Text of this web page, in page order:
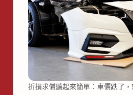
折損求償聽起來簡單：車價跌了